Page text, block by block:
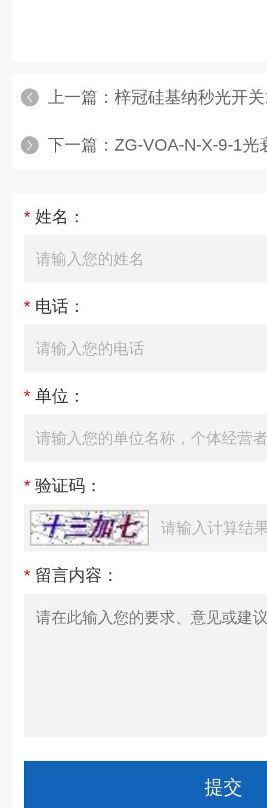
上一篇： 梓冠硅基纳秒光开
下一篇： ZG-VOA-N-X-9-1光
* 姓名：
* 电话：
* 单位：
* 验证码：
* 留言内容：